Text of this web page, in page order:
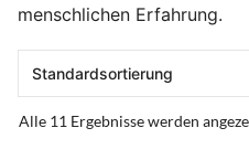
menschlichen Erfahrung.
Alle 11 Ergebnisse werden